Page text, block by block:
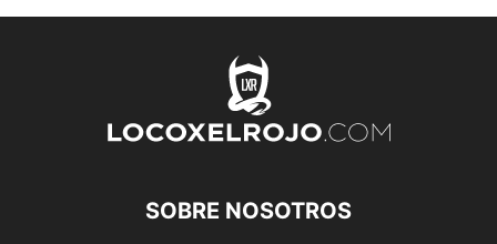
SOBRE NOSOTROS